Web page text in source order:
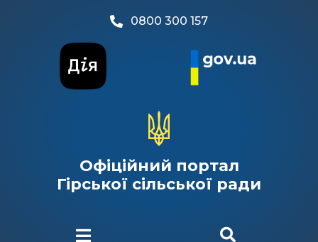
0800 300 157
Офіційний портал
Гірської сільської ради